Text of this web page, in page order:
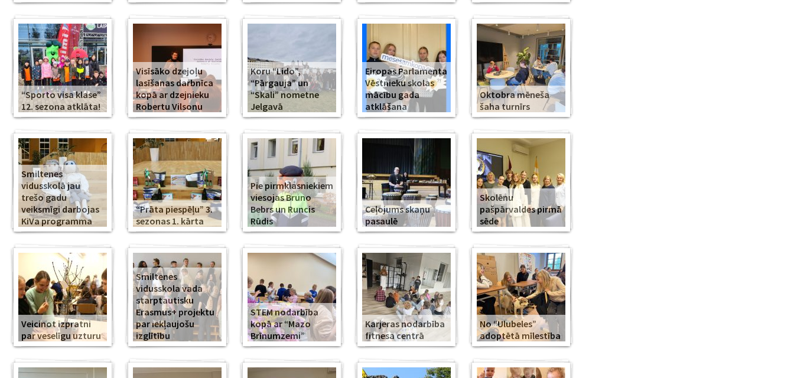
“Sporto visa klase”
12. sezona atklāta!
Visīsāko dzejoļu
lasīšanas darbnīca
kopā ar dzejnieku
Robertu Vilsonu
Koru “Lido”,
“Pārgauja” un
“Skali” nometne
Jelgavā
Eiropas Parlamenta
Vēstnieku skolas
mācību gada
atklāšana
Oktobra mēneša
šaha turnīrs
Smiltenes
vidusskolā jau
trešo gadu
veiksmīgi darbojas
KiVa programma
“Prāta piespēļu” 3.
sezonas 1. kārta
Pie pirmklasniekiem
viesojas Bruno
Bebrs un Runcis
Rūdis
Ceļojums skaņu
pasaulē
Skolēnu
pašpārvaldes pirmā
sēde
Veicinot izpratni
par veselīgu uzturu
Smiltenes
vidusskola vada
starptautisku
Erasmus+ projektu
par iekļaujošu
izglītību
STEM nodarbība
kopā ar “Mazo
Brīnumzemi”
Karjeras nodarbība
fitnesa centrā
No “Ulubeles”
adoptētā mīlestība